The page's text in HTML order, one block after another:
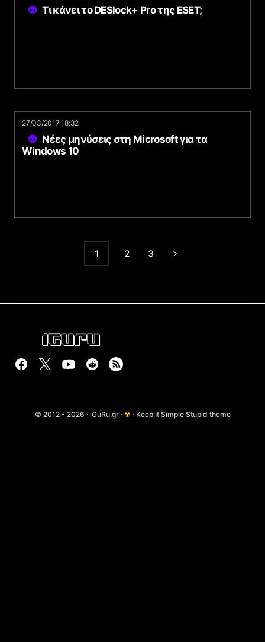
Τι κάνει το DESlock+ Pro της ESET;
27/03/2017 18:32
Νέες μηνύσεις στη Microsoft για τα
Windows 10
1 2 3
© 2012 - 2026 · iGuRu.gr · ☢ · Keep It Simple Stupid theme